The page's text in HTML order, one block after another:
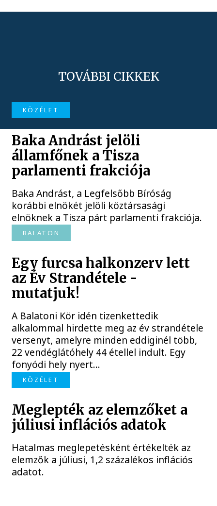
TOVÁBBI CIKKEK
KÖZÉLET
Baka Andrást jelöli
államfőnek a Tisza
parlamenti frakciója
Baka Andrást, a Legfelsőbb Bíróság
korábbi elnökét jelöli köztársasági
elnöknek a Tisza párt parlamenti frakciója.
BALATON
Egy furcsa halkonzerv lett
az Év Strandétele -
mutatjuk!
A Balatoni Kör idén tizenkettedik
alkalommal hirdette meg az év strandétele
versenyt, amelyre minden eddiginél több,
22 vendéglátóhely 44 étellel indult. Egy
fonyódi hely nyert...
KÖZÉLET
Meglepték az elemzőket a
júliusi inflációs adatok
Hatalmas meglepetésként értékelték az
elemzők a júliusi, 1,2 százalékos inflációs
adatot.